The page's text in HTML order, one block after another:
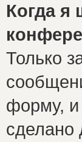
Когда я
Только
форму, и
сделано